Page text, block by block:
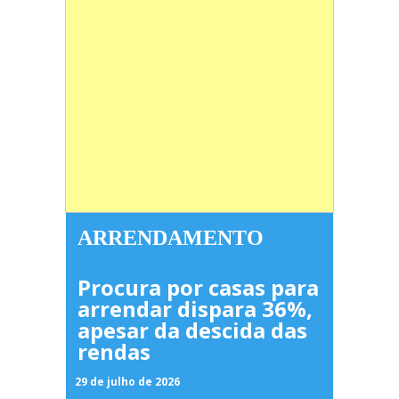
ARRENDAMENTO
Procura por casas para
arrendar dispara 36%,
apesar da descida das
rendas
29 de julho de 2026